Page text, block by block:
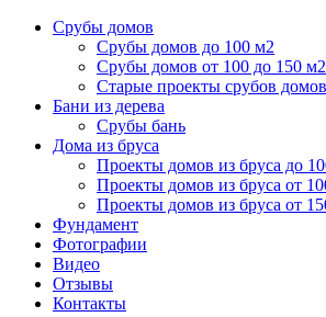
Срубы домов
Срубы домов до 100 м2
Срубы домов от 100 до 150 м2
Старые проекты срубов домов
Бани из дерева
Срубы бань
Дома из бруса
Проекты домов из бруса до
Проекты домов из бруса от
Проекты домов из бруса от
Фундамент
Фотографии
Видео
Отзывы
Контакты